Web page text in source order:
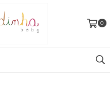
0